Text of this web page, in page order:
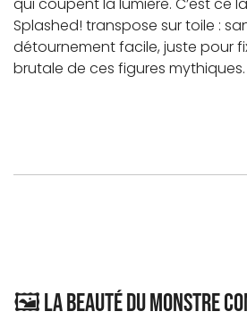
qui coupent la lumière. C’est ce
Splashed! transpose sur toile :
détournement facile, juste pour
brutale de ces figures mythiques.
🖼️ La beauté du monstre